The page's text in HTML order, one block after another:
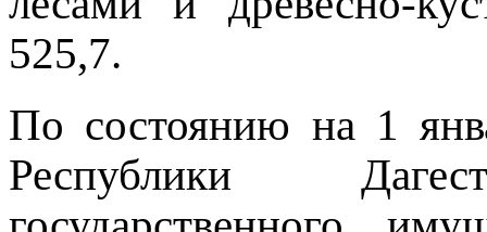
525,7.
По состоянию на 1
Республики